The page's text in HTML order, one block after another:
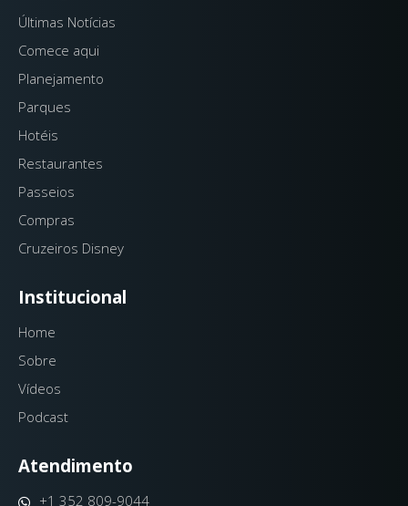
Últimas Notícias
Comece aqui
Planejamento
Parques
Hotéis
Restaurantes
Passeios
Compras
Cruzeiros Disney
Institucional
Home
Sobre
Vídeos
Podcast
Atendimento
+1 352 809-9044